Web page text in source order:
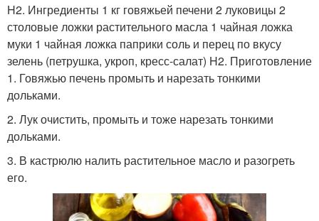
H2. Ингредиенты 1 кг говяжьей печени 2 луковицы 2
столовые ложки растительного масла 1 чайная ложка
муки 1 чайная ложка паприки соль и перец по вкусу
зелень (петрушка, укроп, кресс-салат) H2. Приготовление
1. Говяжью печень промыть и нарезать тонкими
дольками.
2. Лук очистить, промыть и тоже нарезать тонкими
дольками.
3. В кастрюлю налить растительное масло и разогреть
его.